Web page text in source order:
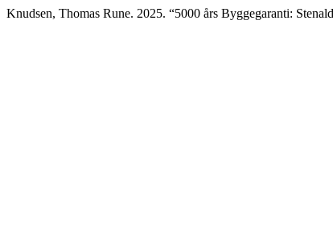
Knudsen, Thomas Rune. 2025. “5000 års Byggegaranti: